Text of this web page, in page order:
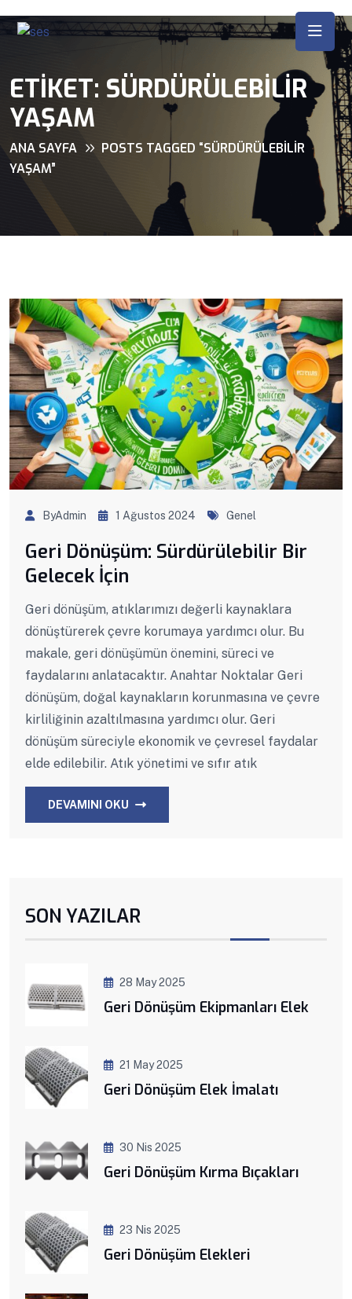
ETIKET: SÜRDÜRÜLEBILIR
YAŞAM
ANA SAYFA
POSTS TAGGED “SÜRDÜRÜLEBILIR
YAŞAM”
ByAdmin 1 Ağustos 2024 Genel
Geri Dönüşüm: Sürdürülebilir Bir
Gelecek İçin
Geri dönüşüm, atıklarımızı değerli kaynaklara
dönüştürerek çevre korumaya yardımcı olur. Bu
makale, geri dönüşümün önemini, süreci ve
faydalarını anlatacaktır. Anahtar Noktalar Geri
dönüşüm, doğal kaynakların korunmasına ve çevre
kirliliğinin azaltılmasına yardımcı olur. Geri
dönüşüm süreciyle ekonomik ve çevresel faydalar
elde edilebilir. Atık yönetimi ve sıfır atık
DEVAMINI OKU
SON YAZILAR
28 May 2025
Geri Dönüşüm Ekipmanları Elek
21 May 2025
Geri Dönüşüm Elek İmalatı
30 Nis 2025
Geri Dönüşüm Kırma Bıçakları
23 Nis 2025
Geri Dönüşüm Elekleri